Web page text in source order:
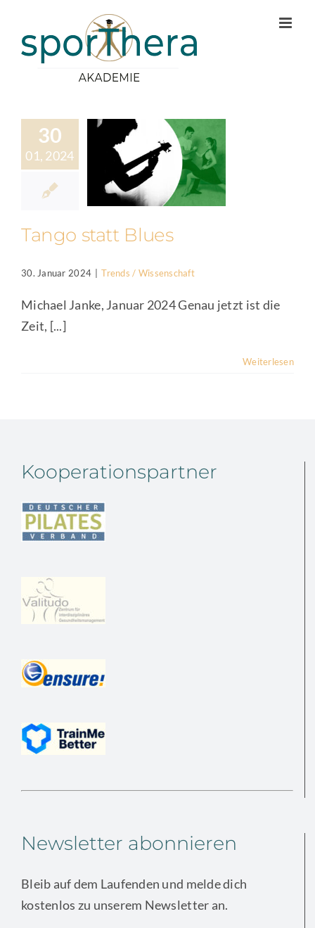
springen
30
01, 2024
Tango statt Blues
30. Januar 2024 | Trends / Wissenschaft
Michael Janke, Januar 2024 Genau jetzt ist die
Zeit, [...]
Weiterlesen
Kooperationspartner
Newsletter abonnieren
Bleib auf dem Laufenden und melde dich
kostenlos zu unserem Newsletter an.